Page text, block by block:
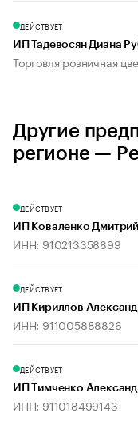
ДЕЙСТВУЕТ
ИП Тадевосян Диана
Торговля розничная
Другие
регионе —
ДЕЙСТВУЕТ
ИП Коваленко
ИНН: 910213358899
ДЕЙСТВУЕТ
ИП Кириллов
ИНН: 911005888826
ДЕЙСТВУЕТ
ИП Тимченко
ИНН: 911018499143